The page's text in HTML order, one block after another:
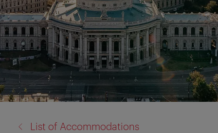
a:
List of Accommodations